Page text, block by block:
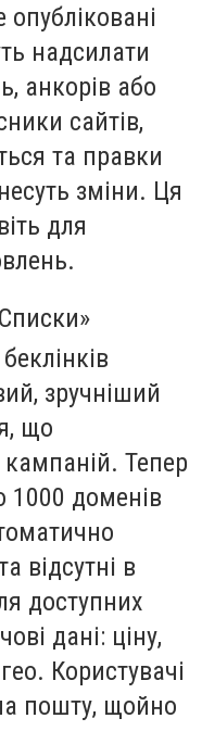
надсилати
анкорів або
сайтів,
та правки
зміни. Ця
для
зручніший
що
Тепер
1000 доменів
відсутні в
доступних
дані: ціну,
Користувачі
пошту, щойно